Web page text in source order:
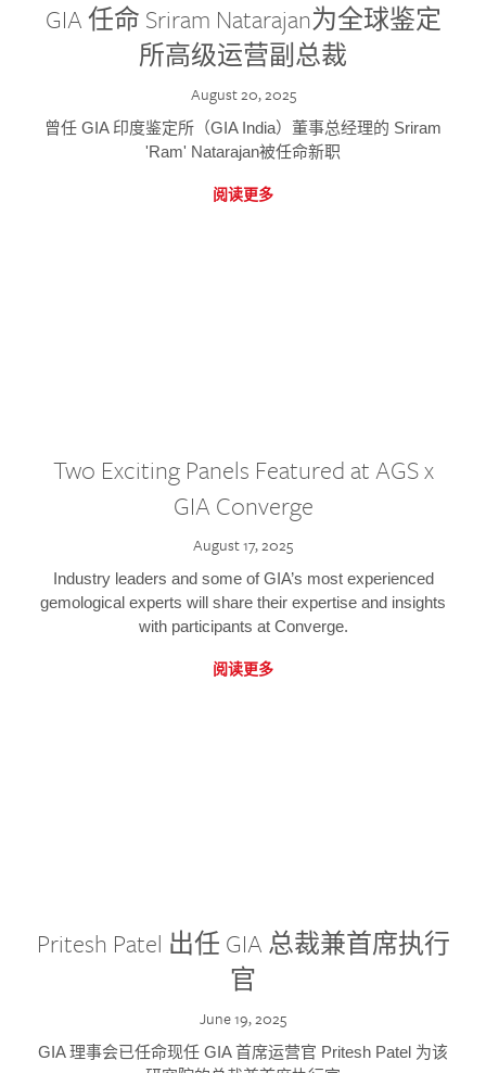
GIA 任命 Sriram Natarajan为全球鉴定
所高级运营副总裁
August 20, 2025
曾任 GIA 印度鉴定所（GIA India）董事总经理的 Sriram
'Ram' Natarajan被任命新职
阅读更多
Two Exciting Panels Featured at AGS x
GIA Converge
August 17, 2025
Industry leaders and some of GIA’s most experienced
gemological experts will share their expertise and insights
with participants at Converge.
阅读更多
Pritesh Patel 出任 GIA 总裁兼首席执行
官
June 19, 2025
GIA 理事会已任命现任 GIA 首席运营官 Pritesh Patel 为该